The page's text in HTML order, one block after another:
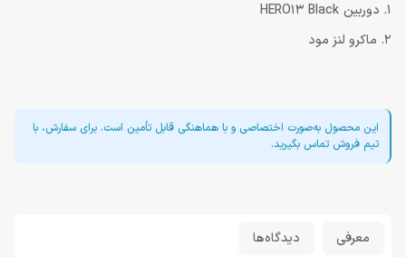
1. دوربین HERO13 Black
2. ماکرو لنز مود
این محصول به‌صورت اختصاصی و با هماهنگی قابل تأمین است. برای سفارش، با
تیم فروش تماس بگیرید.
معرفی دیدگاه‌ها